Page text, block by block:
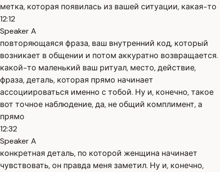
метка, которая появилась из вашей ситуации, какая-то
12:12
Speaker A
повторяющаяся фраза, ваш внутренний код, который
возникает в общении и потом аккуратно возвращается.
какой-то маленький ваш ритуал, место, действие,
фраза, деталь, которая прямо начинает
ассоциироваться именно с тобой. Ну и, конечно, такое
вот точное наблюдение, да, не общий комплимент, а
прямо
12:32
Speaker A
конкретная деталь, по которой женщина начинает
чувствовать, он правда меня заметил. Ну и, конечно,